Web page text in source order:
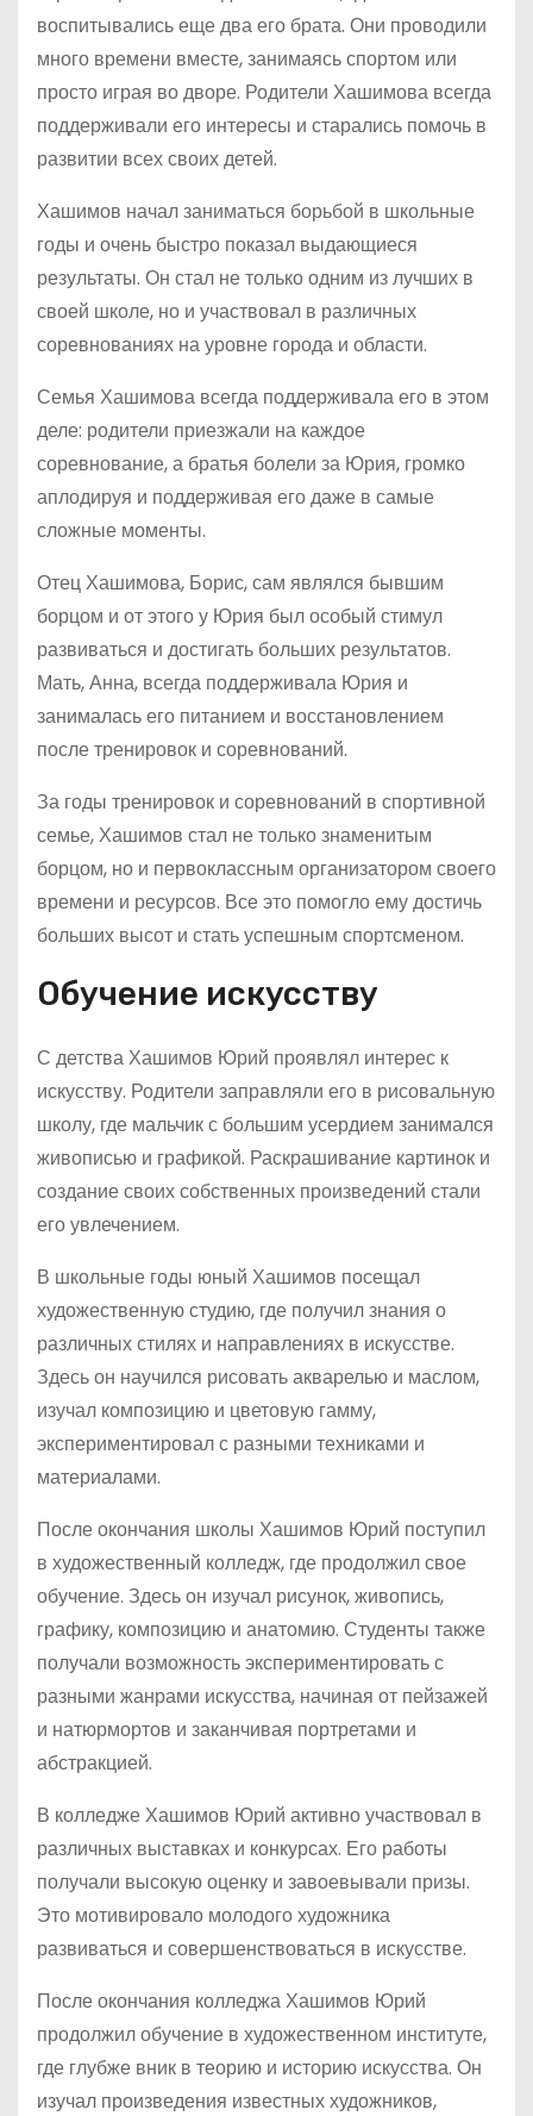
воспитывались еще два его брата. Они проводили
много времени вместе, занимаясь спортом или
просто играя во дворе. Родители Хашимова всегда
поддерживали его интересы и старались помочь в
развитии всех своих детей.
Хашимов начал заниматься борьбой в школьные
годы и очень быстро показал выдающиеся
результаты. Он стал не только одним из лучших в
своей школе, но и участвовал в различных
соревнованиях на уровне города и области.
Семья Хашимова всегда поддерживала его в этом
деле: родители приезжали на каждое
соревнование, а братья болели за Юрия, громко
аплодируя и поддерживая его даже в самые
сложные моменты.
Отец Хашимова, Борис, сам являлся бывшим
борцом и от этого у Юрия был особый стимул
развиваться и достигать больших результатов.
Мать, Анна, всегда поддерживала Юрия и
занималась его питанием и восстановлением
после тренировок и соревнований.
За годы тренировок и соревнований в спортивной
семье, Хашимов стал не только знаменитым
борцом, но и первоклассным организатором своего
времени и ресурсов. Все это помогло ему достичь
больших высот и стать успешным спортсменом.
Обучение искусству
С детства Хашимов Юрий проявлял интерес к
искусству. Родители заправляли его в рисовальную
школу, где мальчик с большим усердием занимался
живописью и графикой. Раскрашивание картинок и
создание своих собственных произведений стали
его увлечением.
В школьные годы юный Хашимов посещал
художественную студию, где получил знания о
различных стилях и направлениях в искусстве.
Здесь он научился рисовать акварелью и маслом,
изучал композицию и цветовую гамму,
экспериментировал с разными техниками и
материалами.
После окончания школы Хашимов Юрий поступил
в художественный колледж, где продолжил свое
обучение. Здесь он изучал рисунок, живопись,
графику, композицию и анатомию. Студенты также
получали возможность экспериментировать с
разными жанрами искусства, начиная от пейзажей
и натюрмортов и заканчивая портретами и
абстракцией.
В колледже Хашимов Юрий активно участвовал в
различных выставках и конкурсах. Его работы
получали высокую оценку и завоевывали призы.
Это мотивировало молодого художника
развиваться и совершенствоваться в искусстве.
После окончания колледжа Хашимов Юрий
продолжил обучение в художественном институте,
где глубже вник в теорию и историю искусства. Он
изучал произведения известных художников,